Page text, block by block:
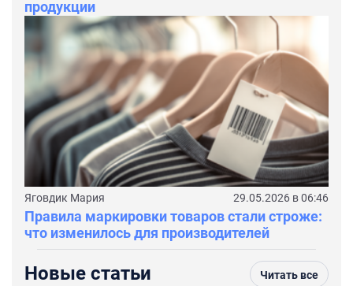
продукции
Яговдик Мария 29.05.2026 в 06:46
Правила маркировки товаров стали строже:
что изменилось для производителей
Новые статьи Читать все